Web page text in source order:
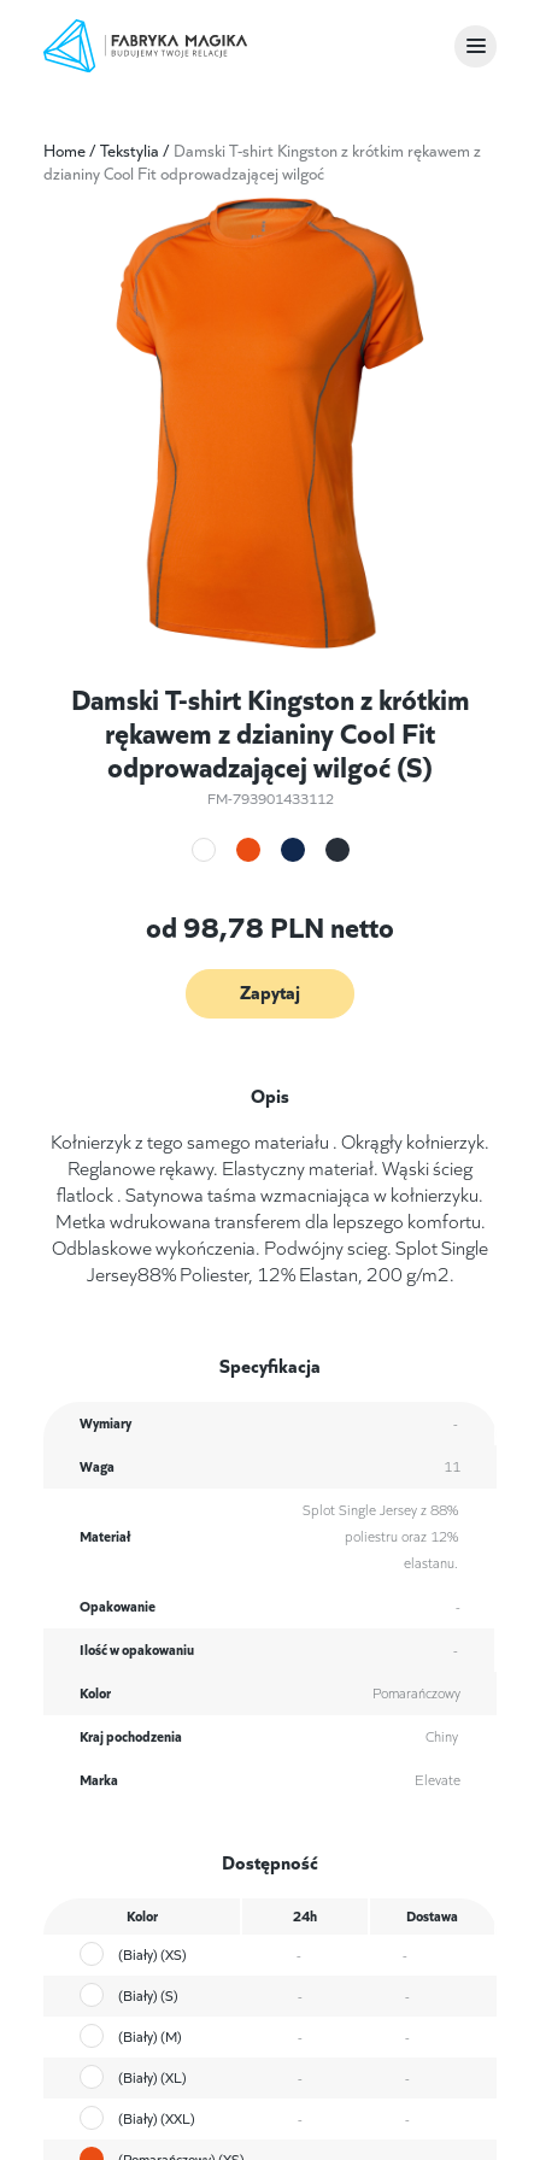
Home/Tekstylia / Damski T-shirt Kingston z krótkim rękawem z
dzianiny Cool Fit odprowadzającej wilgoć
Damski T-shirt Kingston z krótkim
rękawem z dzianiny Cool Fit
odprowadzającej wilgoć (S)
FM-793901433112
od98,78 PLN netto
Zapytaj
Opis
Kołnierzyk z tego samego materiału . Okrągły kołnierzyk.
Reglanowe rękawy. Elastyczny materiał. Wąski ścieg
flatlock . Satynowa taśma wzmacniająca w kołnierzyku.
Metka wdrukowana transferem dla lepszego komfortu.
Odblaskowe wykończenia. Podwójny scieg. Splot Single
Jersey88% Poliester, 12% Elastan, 200 g/m2.
Specyfikacja
Wymiary -
Waga 11
Materiał
Splot Single Jersey z 88%
poliestru oraz 12%
elastanu.
Opakowanie -
Ilość w opakowaniu -
Kolor Pomarańczowy
Kraj pochodzenia Chiny
Marka Elevate
Dostępność
Kolor 24h
Dostawa
(Biały) (XS)
-
-
(Biały) (S)
-
-
(Biały) (M)
-
-
(Biały) (XL)
-
-
(Biały) (XXL)
-
-